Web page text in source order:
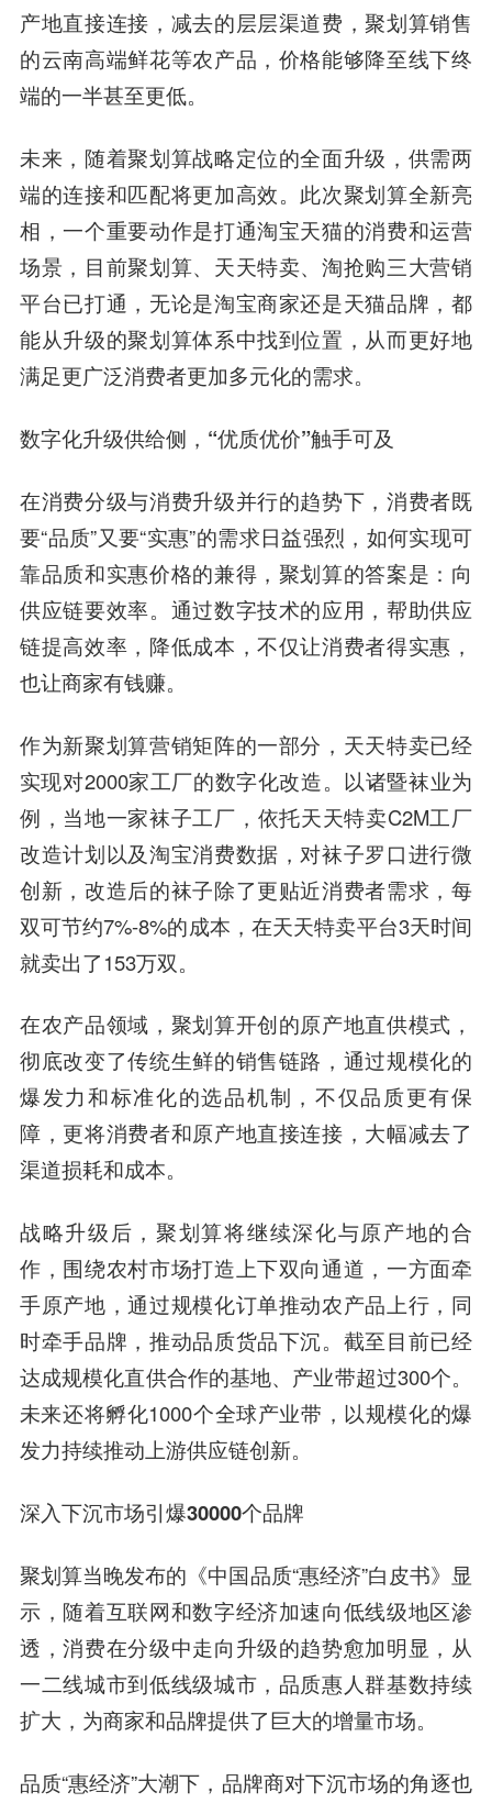
产地直接连接，减去的层层渠道费，聚划算销售
的云南高端鲜花等农产品，价格能够降至线下终
端的一半甚至更低。
未来，随着聚划算战略定位的全面升级，供需两
端的连接和匹配将更加高效。此次聚划算全新亮
相，一个重要动作是打通淘宝天猫的消费和运营
场景，目前聚划算、天天特卖、淘抢购三大营销
平台已打通，无论是淘宝商家还是天猫品牌，都
能从升级的聚划算体系中找到位置，从而更好地
满足更广泛消费者更加多元化的需求。
数字化升级供给侧， “优质优价”触手可及
在消费分级与消费升级并行的趋势下，消费者既
要“品质”又要“实惠”的需求日益强烈，如何实现可
靠品质和实惠价格的兼得，聚划算的答案是：向
供应链要效率。通过数字技术的应用，帮助供应
链提高效率，降低成本，不仅让消费者得实惠，
也让商家有钱赚。
作为新聚划算营销矩阵的一部分，天天特卖已经
实现对2000家工厂的数字化改造。以诸暨袜业为
例，当地一家袜子工厂，依托天天特卖C2M工厂
改造计划以及淘宝消费数据，对袜子罗口进行微
创新，改造后的袜子除了更贴近消费者需求，每
双可节约7%-8%的成本，在天天特卖平台3天时间
就卖出了153万双。
在农产品领域，聚划算开创的原产地直供模式，
彻底改变了传统生鲜的销售链路，通过规模化的
爆发力和标准化的选品机制，不仅品质更有保
障，更将消费者和原产地直接连接，大幅减去了
渠道损耗和成本。
战略升级后，聚划算将继续深化与原产地的合
作，围绕农村市场打造上下双向通道，一方面牵
手原产地，通过规模化订单推动农产品上行，同
时牵手品牌，推动品质货品下沉。截至目前已经
达成规模化直供合作的基地、产业带超过300个。
未来还将孵化1000个全球产业带，以规模化的爆
发力持续推动上游供应链创新。
深入下沉市场引爆30000个品牌
聚划算当晚发布的《中国品质“惠经济”白皮书》显
示，随着互联网和数字经济加速向低线级地区渗
透，消费在分级中走向升级的趋势愈加明显，从
一二线城市到低线级城市，品质惠人群基数持续
扩大，为商家和品牌提供了巨大的增量市场。
品质“惠经济”大潮下，品牌商对下沉市场的角逐也